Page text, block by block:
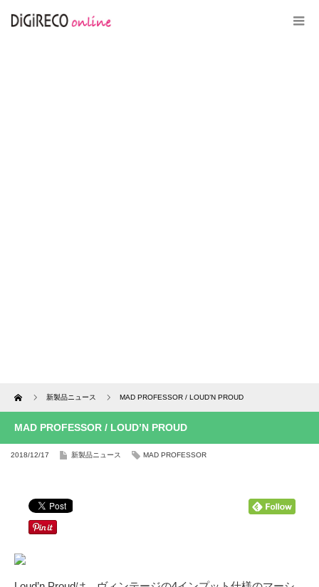
Home 新製品ニュース MAD PROFESSOR / LOUD’N PROUD
MAD PROFESSOR / LOUD’N PROUD
2018/12/17 新製品ニュース MAD PROFESSOR